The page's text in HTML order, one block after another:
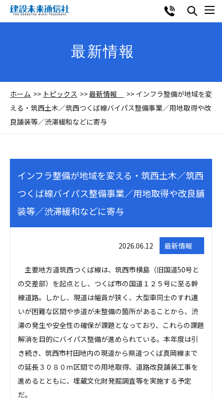
最新情報
ホーム トピックス 最新情報
インフラ整備が地域を変
える・筑西土木／筑西つくば線バイパス整備事業／用地取得や改
良舗装等／渋滞緩和などに寄与
インフラ整備が地域を変える・筑西土木／筑西
つくば線バイパス整備事業／用地取得や改良舗
装等／渋滞緩和などに寄与
2026.06.12 最新情報
主要地方道筑西つくば線は、筑西市横島（旧国道50号と
の交差部）を起点とし、つくば市の国道１２５号に至る幹
線道路。しかし、現道は幅員が狭く、大型車同士のすれ違
いが困難な区間や歩道が未整備の箇所があることから、渋
滞の発生や安全性の確保が課題となっており、これらの課題
解消を目的にバイパス整備が進められている。本年度は引
き続き、筑西市村田地内の現道から県道つくば真岡線まで
の延長３０８０ｍ区間での用地取得、道路改良舗装工事を
進めるとともに、埋蔵文化財発掘調査等を実施する予定
だ。